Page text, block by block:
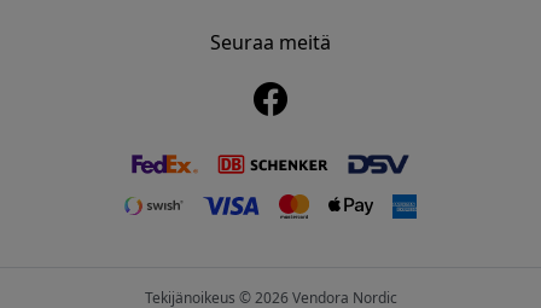
www.myfirst.se
Seuraa meitä
Tekijänoikeus © 2026 Vendora Nordic